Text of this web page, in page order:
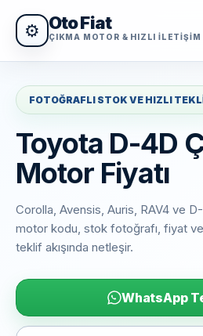
⚙ Oto Fiat
ÇIKMA MOTOR & HIZLI ILETIŞIM
FOTOĞRAFLI STOK VE HIZLI
Toyota D-4D
Motor Fiyatı
Corolla, Avensis, Auris, RAV4 ve
motor kodu, stok fotoğrafı, fiyat
teklif akışında netleşir.
WhatsApp